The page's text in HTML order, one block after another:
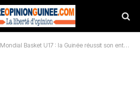
Mondial Basket U17 : la Guinée réussit son entrée en lice contre la Chine (101-92)